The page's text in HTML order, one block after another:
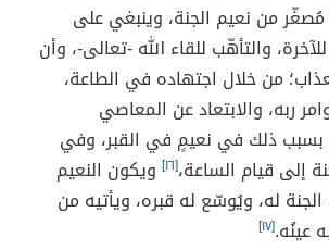
مُصغّر من نعيم الجنة، وينبغي على
والتأهّب للقاء الله -تعالى-، وأن
من خلال اجتهاده في الطاعة،
ربه، والابتعاد عن المعاصي
بسبب ذلك في نعيمٍ في القبر، وفي
إلى قيام الساعة،[١٦]
ويكون النعيم
له، ويُوسّع له قبره، ويأتيه من
عينُه.[١٧]